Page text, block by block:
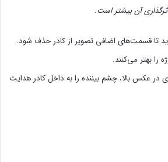
آن بیشتر است.
تا قسمت‌های اضافی تصویر از کادر حذف شود.
را بهتر می‌کنند.
عکس بالا، چشم بیننده را به داخل کادر هدایت